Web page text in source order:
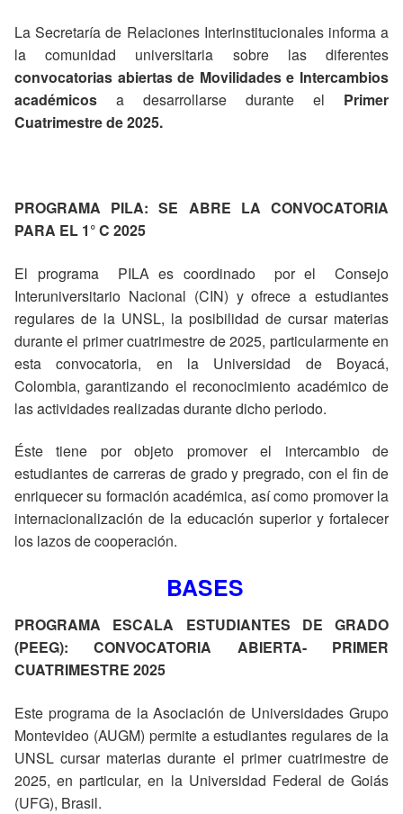
La Secretaría de Relaciones Interinstitucionales informa a
la comunidad universitaria sobre las diferentes
convocatorias abiertas de Movilidades e Intercambios
académicos a desarrollarse durante el Primer
Cuatrimestre de 2025.
PROGRAMA PILA: SE ABRE LA CONVOCATORIA
PARA EL 1° C 2025
El programa PILA es coordinado por el Consejo
Interuniversitario Nacional (CIN) y ofrece a estudiantes
regulares de la UNSL, la posibilidad de cursar materias
durante el primer cuatrimestre de 2025, particularmente en
esta convocatoria, en la Universidad de Boyacá,
Colombia, garantizando el reconocimiento académico de
las actividades realizadas durante dicho periodo.
Éste tiene por objeto promover el intercambio de
estudiantes de carreras de grado y pregrado, con el fin de
enriquecer su formación académica, así como promover la
internacionalización de la educación superior y fortalecer
los lazos de cooperación.
BASES
PROGRAMA ESCALA ESTUDIANTES DE GRADO
(PEEG): CONVOCATORIA ABIERTA- PRIMER
CUATRIMESTRE 2025
Este programa de la Asociación de Universidades Grupo
Montevideo (AUGM) permite a estudiantes regulares de la
UNSL cursar materias durante el primer cuatrimestre de
2025, en particular, en la Universidad Federal de Goiás
(UFG), Brasil.